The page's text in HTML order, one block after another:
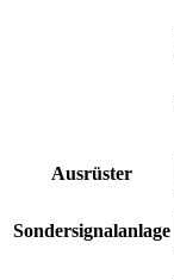
Ausrüster
Sondersignalanlage